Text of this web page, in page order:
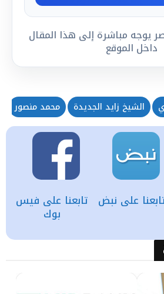
يوجه مباشرة إلى هذا المقال
داخل الموقع
الشيخ زايد الجديدة محمد منصور
تابعنا على فيس
بوك
على نبض